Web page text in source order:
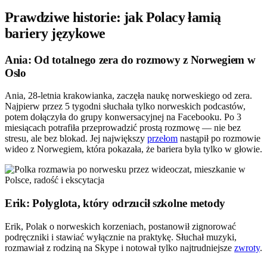
Prawdziwe historie: jak Polacy łamią
bariery językowe
Ania: Od totalnego zera do rozmowy z Norwegiem w
Oslo
Ania, 28-letnia krakowianka, zaczęła naukę norweskiego od zera.
Najpierw przez 5 tygodni słuchała tylko norweskich podcastów,
potem dołączyła do grupy konwersacyjnej na Facebooku. Po 3
miesiącach potrafiła przeprowadzić prostą rozmowę — nie bez
stresu, ale bez blokad. Jej największy przełom nastąpił po rozmowie
wideo z Norwegiem, która pokazała, że bariera była tylko w głowie.
Erik: Polyglota, który odrzucił szkolne metody
Erik, Polak o norweskich korzeniach, postanowił zignorować
podręczniki i stawiać wyłącznie na praktykę. Słuchał muzyki,
rozmawiał z rodziną na Skype i notował tylko najtrudniejsze zwroty.